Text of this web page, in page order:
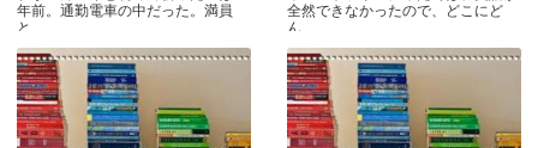
年前。通勤電車の中だった。満員
と.....
全然できなかったので、どこにど
ん.....